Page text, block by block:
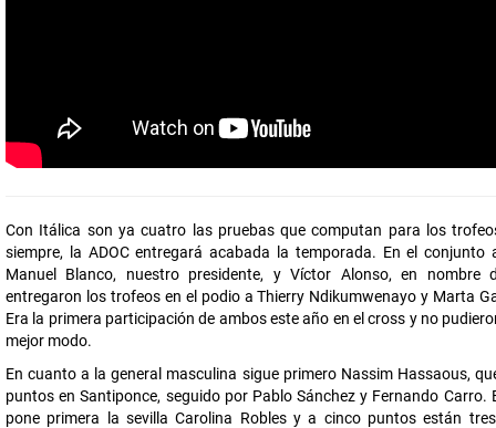
Con Itálica son ya cuatro las pruebas que computan para los
siempre, la ADOC entregará acabada la temporada. En el conjunto
Manuel Blanco, nuestro presidente, y Víctor Alonso, en nombre
entregaron los trofeos en el podio a Thierry Ndikumwenayo y Marta
Era la primera participación de ambos este año en el cross y no
mejor modo.
En cuanto a la general masculina sigue primero Nassim Hassaous,
puntos en Santiponce, seguido por Pablo Sánchez y Fernando Carro.
pone primera la sevilla Carolina Robles y a cinco puntos están